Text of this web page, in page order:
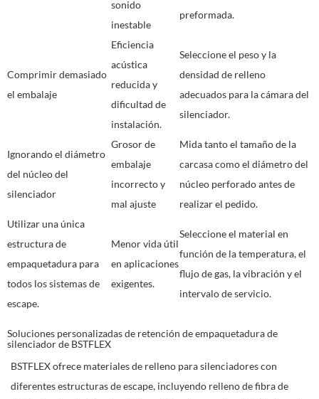
sonido
inestable
preformada.
Comprimir demasiado
el embalaje
Eficiencia
acústica
reducida y
dificultad de
instalación.
Seleccione el peso y la
densidad de relleno
adecuados para la cámara del
silenciador.
Ignorando el diámetro
del núcleo del
silenciador
Grosor de
embalaje
incorrecto y
mal ajuste
Mida tanto el tamaño de la
carcasa como el diámetro del
núcleo perforado antes de
realizar el pedido.
Utilizar una única
estructura de
empaquetadura para
todos los sistemas de
escape.
Menor vida útil
en aplicaciones
exigentes.
Seleccione el material en
función de la temperatura, el
flujo de gas, la vibración y el
intervalo de servicio.
Soluciones personalizadas de retención de empaquetadura de
silenciador de BSTFLEX
BSTFLEX ofrece materiales de relleno para silenciadores con
diferentes estructuras de escape, incluyendo relleno de fibra de